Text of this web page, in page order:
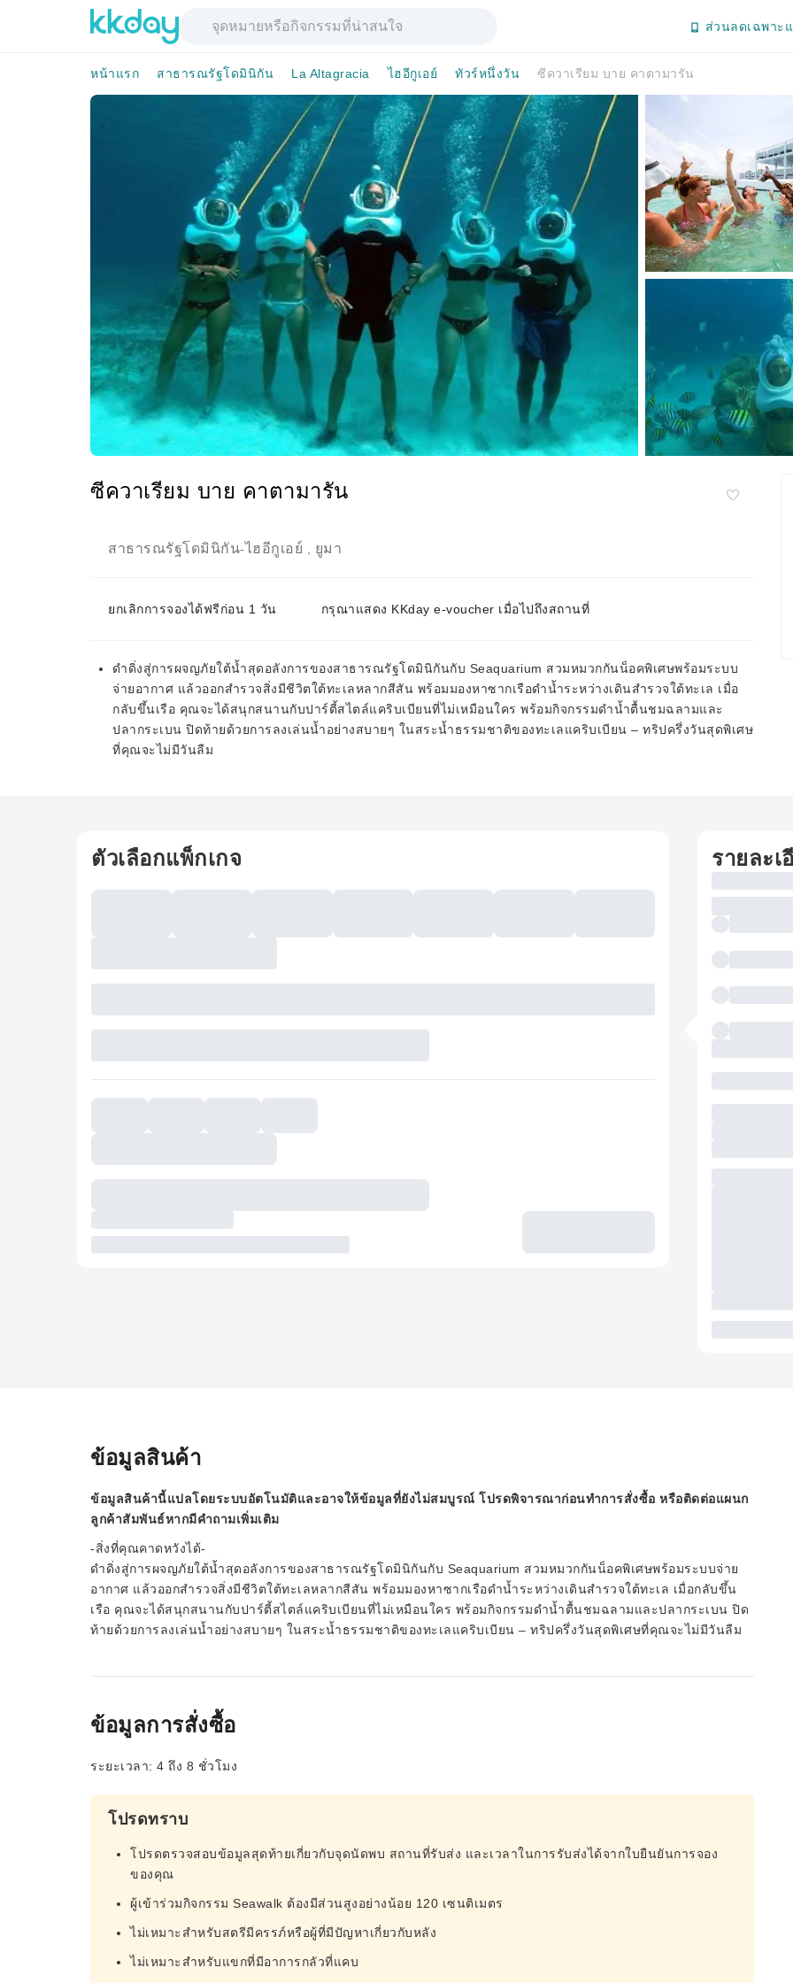
ส่วนลดเฉพาะ
หน้าแรก สาธารณรัฐโดมินิกัน La Altagracia ไฮอีกูเอย์ ทัวร์หนึ่งวัน ซีควาเรียม บาย คาตามารัน
ซีควาเรียม บาย คาตามารัน
สาธารณรัฐโดมินิกัน-ไฮอีกูเอย์ ยูมา
ยกเลิกการจองได้ฟรีก่อน 1 วัน กรุณาแสดง KKday e-voucher เมื่อไปถึงสถานที่
ดำดิ่งสู่การผจญภัยใต้น้ำสุดอลังการของสาธารณรัฐโดมินิกันกับ Seaquarium สวมหมวกกันน็อคพิเศษพร้อมระบบ
จ่ายอากาศ แล้วออกสำรวจสิ่งมีชีวิตใต้ทะเลหลากสีสัน พร้อมมองหาซากเรือดำน้ำระหว่างเดินสำรวจใต้ทะเล เมื่อ
กลับขึ้นเรือ คุณจะได้สนุกสนานกับปาร์ตี้สไตล์แคริบเบียนที่ไม่เหมือนใคร พร้อมกิจกรรมดำน้ำตื้นชมฉลามและ
ปลากระเบน ปิดท้ายด้วยการลงเล่นน้ำอย่างสบายๆ ในสระน้ำธรรมชาติของทะเลแคริบเบียน – ทริปครึ่งวันสุดพิเศษ
ที่คุณจะไม่มีวันลืม
ตัวเลือกแพ็กเกจ รายละเ
ข้อมูลสินค้า
ข้อมูลสินค้านี้แปลโดยระบบอัตโนมัติและอาจให้ข้อมูลที่ยังไม่สมบูรณ์ โปรดพิจารณาก่อนทำการสั่งซื้อ หรือติดต่อแผนก
ลูกค้าสัมพันธ์หากมีคำถามเพิ่มเติม
-สิ่งที่คุณคาดหวังได้-
ดำดิ่งสู่การผจญภัยใต้น้ำสุดอลังการของสาธารณรัฐโดมินิกันกับ Seaquarium สวมหมวกกันน็อคพิเศษพร้อมระบบจ่าย
อากาศ แล้วออกสำรวจสิ่งมีชีวิตใต้ทะเลหลากสีสัน พร้อมมองหาซากเรือดำน้ำระหว่างเดินสำรวจใต้ทะเล เมื่อกลับขึ้น
เรือ คุณจะได้สนุกสนานกับปาร์ตี้สไตล์แคริบเบียนที่ไม่เหมือนใคร พร้อมกิจกรรมดำน้ำตื้นชมฉลามและปลากระเบน ปิด
ท้ายด้วยการลงเล่นน้ำอย่างสบายๆ ในสระน้ำธรรมชาติของทะเลแคริบเบียน – ทริปครึ่งวันสุดพิเศษที่คุณจะไม่มีวันลืม
ข้อมูลการสั่งซื้อ
ระยะเวลา: 4 ถึง 8 ชั่วโมง
โปรดทราบ
โปรดตรวจสอบข้อมูลสุดท้ายเกี่ยวกับจุดนัดพบ สถานที่รับส่ง และเวลาในการรับส่งได้จากใบยืนยันการจอง
ของคุณ
ผู้เข้าร่วมกิจกรรม Seawalk ต้องมีส่วนสูงอย่างน้อย 120 เซนติเมตร
ไม่เหมาะสำหรับสตรีมีครรภ์หรือผู้ที่มีปัญหาเกี่ยวกับหลัง
ไม่เหมาะสำหรับแขกที่มีอาการกลัวที่แคบ